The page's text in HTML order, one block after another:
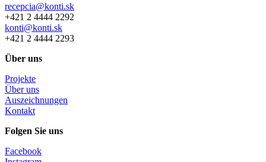
recepcia@konti.sk
+421 2 4444 2292
konti@konti.sk
+421 2 4444 2293
Über uns
Projekte
Über uns
Auszeichnungen
Kontakt
Folgen Sie uns
Facebook